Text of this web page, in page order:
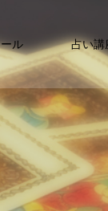
ル 占い講